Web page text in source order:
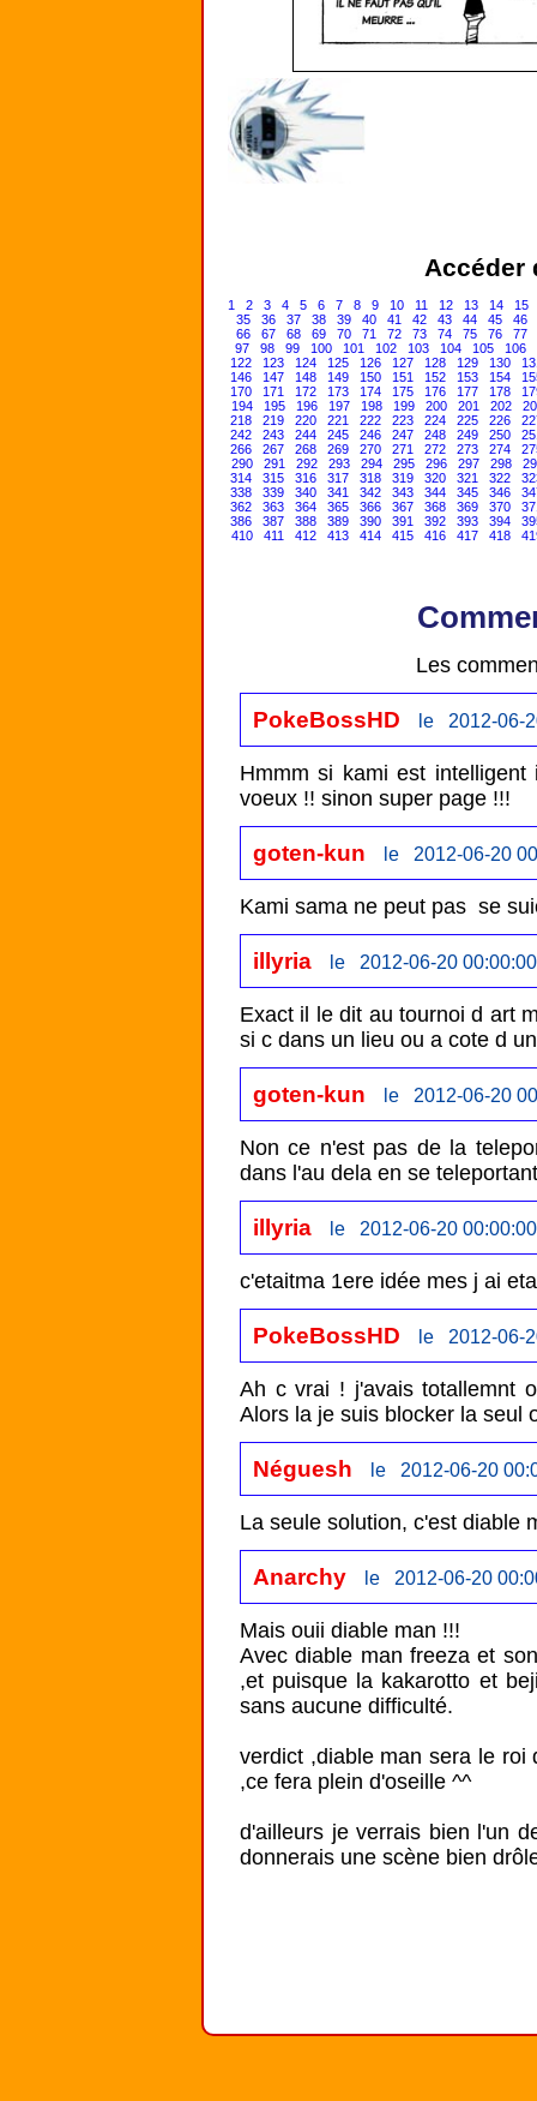
Accéder
1 2 3 4 5 6 7 8 9 10 11 12 13 14
15
35
36 37 38 39 40 41 42 43 44 45
46
66
67 68 69 70 71 72 73 74 75 76
77
97
98 99 100 101 102 103 104 105
106
122
123 124 125 126 127 128 129 130
146
147 148 149 150 151 152 153 154
170
171 172 173 174 175 176 177 178
194
195 196 197 198 199 200 201 202
218
219 220 221 222 223 224 225 226
242
243 244 245 246 247 248 249 250
266
267 268 269 270 271 272 273 274
290
291 292 293 294 295 296 297 298
314
315 316 317 318 319 320 321 322
338
339 340 341 342 343 344 345 346
362
363 364 365 366 367 368 369 370
386
387 388 389 390 391 392 393 394
410
411 412 413 414 415 416 417 418
Les
PokeBossHD le 2012-06-
Hmmm si kami est
voeux !! sinon super page !!!
goten-kun le 2012-06-20
Kami sama ne peut pas  se
illyria le 2012-06-20 00:00:00
Exact il le dit au tournoi d art
si c dans un lieu ou a cote d
goten-kun le 2012-06-20
Non ce n'est pas de la
dans l'au dela en se
illyria le 2012-06-20 00:00:00
PokeBossHD le 2012-06-
Ah c vrai ! j'avais totallemnt
Alors la je suis blocker la seul
Néguesh le 2012-06-20
La seule solution, c'est diable
Anarchy le 2012-06-20
Mais ouii diable man !!!
Avec diable man freeza et
,et puisque la kakarotto et
sans aucune difficulté.
verdict ,diable man sera le
,ce fera plein d'oseille ^^
d'ailleurs je verrais bien l'un
donnerais une scène bien